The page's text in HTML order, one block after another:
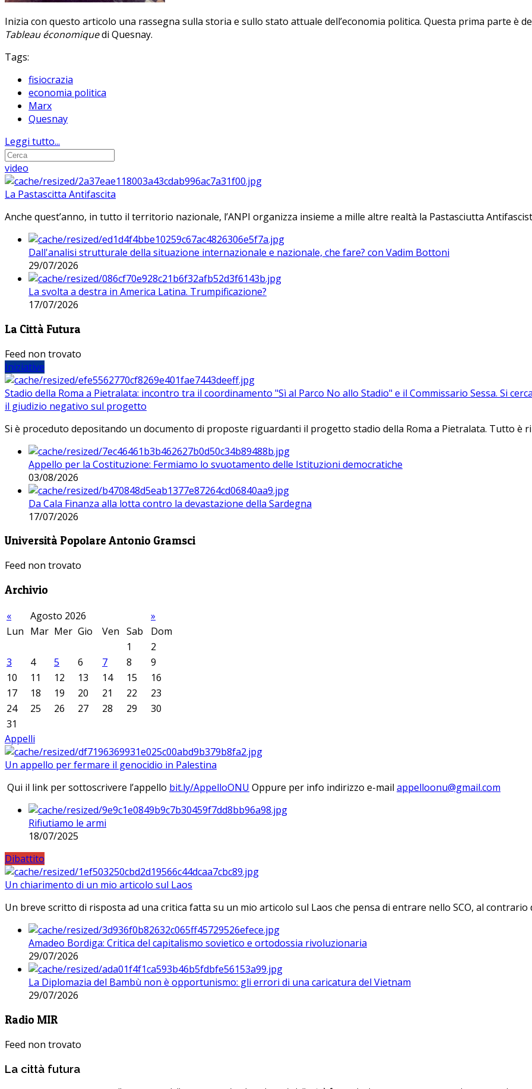
Inizia con questo articolo una rassegna sulla storia e sullo stato attuale dell’economia politica. Questa prima parte è
Tableau économiquedi Quesnay.
Tags:
fisiocrazia
economia politica
Marx
Quesnay
Leggi tutto...
video
La Pastascitta Antifascita
Anche quest’anno, in tutto il territorio nazionale, l’ANPI organizza insieme a mille altre realtà la Pastasciutta
Dall'analisi strutturale della situazione internazionale e nazionale, che fare? con Vadim Bottoni
29/07/2026
La svolta a destra in America Latina. Trumpificazione?
17/07/2026
La Città Futura
Feed non trovato
Iniziative
Stadio della Roma a Pietralata: incontro tra il coordinamento "Sì al Parco No allo Stadio" e il Commissario Sessa. Si
il giudizio negativo sul progetto
Si è proceduto depositando un documento di proposte riguardanti il progetto stadio della Roma a Pietralata. Tutto è
Appello per la Costituzione: Fermiamo lo svuotamento delle Istituzioni democratiche
03/08/2026
Da Cala Finanza alla lotta contro la devastazione della Sardegna
17/07/2026
Università Popolare Antonio Gramsci
Feed non trovato
Archivio
« Agosto 2026
»
Lun Mar Mer Gio Ven Sab
Dom
1
2
3
4 5 6 7 8
9
10
11 12 13 14 15
16
17
18 19 20 21 22
23
24
25 26 27 28 29
30
31
Appelli
Un appello per fermare il genocidio in Palestina
Qui il link per sottoscrivere l’appello bit.ly/AppelloONU Oppure per info indirizzo e-mail
Rifiutiamo le armi
18/07/2025
Dibattito
Un chiarimento di un mio articolo sul Laos
Un breve scritto di risposta ad una critica fatta su un mio articolo sul Laos che pensa di entrare nello SCO, al contrario
Amadeo Bordiga: Critica del capitalismo sovietico e ortodossia rivoluzionaria
29/07/2026
La Diplomazia del Bambù non è opportunismo: gli errori di una caricatura del Vietnam
29/07/2026
Radio MIR
Feed non trovato
La città futura